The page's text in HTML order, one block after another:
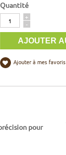
Quantité
Quantité
+
-
Ajouter à mes favoris
pour